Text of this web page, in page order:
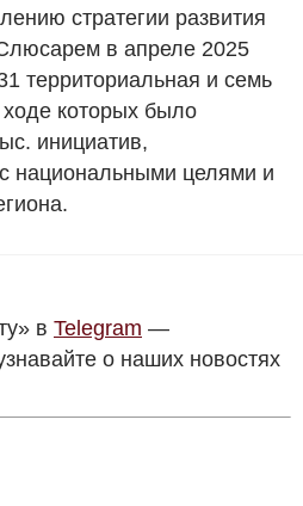
стратегии развития
в апреле 2025
территориальная и семь
которых было
инициатив,
национальными целями и
в Telegram —
о наших новостях